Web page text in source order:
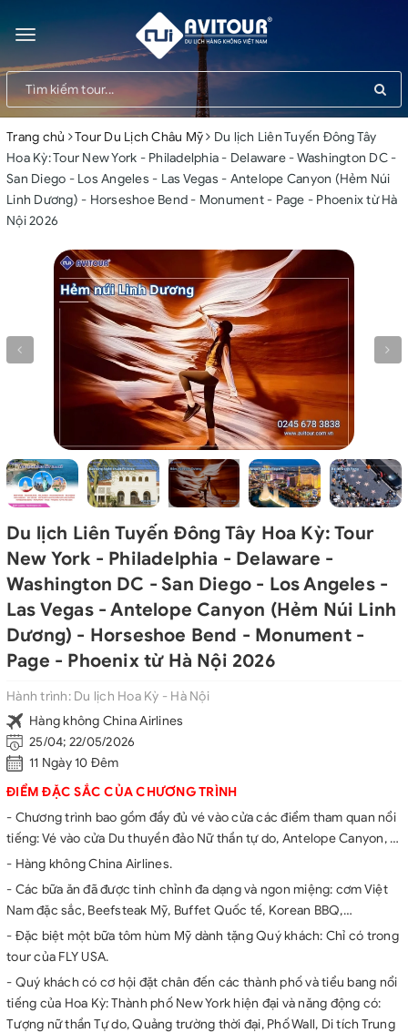
Toggle
navigation
Trang chủ Tour Du Lịch Châu Mỹ
Du lịch Liên Tuyến Đông Tây
Hoa Kỳ: Tour New York - Philadelphia - Delaware - Washington DC -
San Diego - Los Angeles - Las Vegas - Antelope Canyon (Hẻm Núi
Linh Dương) - Horseshoe Bend - Monument - Page - Phoenix từ Hà
Nội 2026
Du lịch Liên Tuyến Đông Tây Hoa Kỳ: Tour
New York - Philadelphia - Delaware -
Washington DC - San Diego - Los Angeles -
Las Vegas - Antelope Canyon (Hẻm Núi Linh
Dương) - Horseshoe Bend - Monument -
Page - Phoenix từ Hà Nội 2026
Hành trình:Du lịch Hoa Kỳ - Hà Nội
Hàng không China Airlines
25/04; 22/05/2026
11 Ngày 10 Đêm
ĐIỂM ĐẶC SẮC CỦA CHƯƠNG TRÌNH
- Chương trình bao gồm đầy đủ vé vào cửa các điểm tham quan nổi
tiếng: Vé vào cửa Du thuyền đảo Nữ thần tự do, Antelope Canyon, …
- Hàng không China Airlines.
- Các bữa ăn đã được tinh chỉnh đa dạng và ngon miệng: cơm Việt
Nam đặc sắc, Beefsteak Mỹ, Buffet Quốc tế, Korean BBQ,…
- Đặc biệt một bữa tôm hùm Mỹ dành tặng Quý khách: Chỉ có trong
tour của FLY USA.
- Quý khách có cơ hội đặt chân đến các thành phố và tiểu bang nổi
tiếng của Hoa Kỳ: Thành phố New York hiện đại và năng động có:
Tượng nữ thần Tự do, Quảng trường thời đại, Phố Wall, Di tích Trung